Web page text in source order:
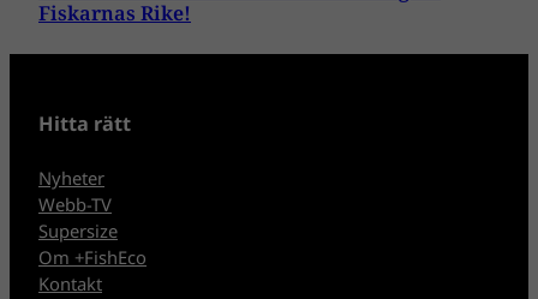
Fiskarnas Rike!
Hitta rätt
Nyheter
Webb-TV
Supersize
Om +FishEco
Kontakt